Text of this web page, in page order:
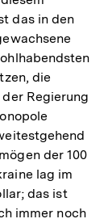
das in den
die
Regierung
der 100
lag im
das ist
immer noch